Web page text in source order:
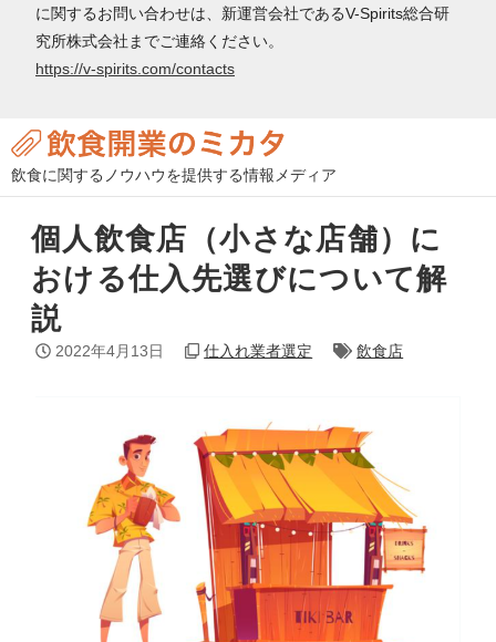
に関するお問い合わせは、新運営会社であるV-Spirits総合研
究所株式会社までご連絡ください。
https://v-spirits.com/contacts
飲食に関するノウハウを提供する情報メディア
個人飲食店（小さな店舗）に
おける仕入先選びについて解
説
2022年4月13日 仕入れ業者選定 飲食店